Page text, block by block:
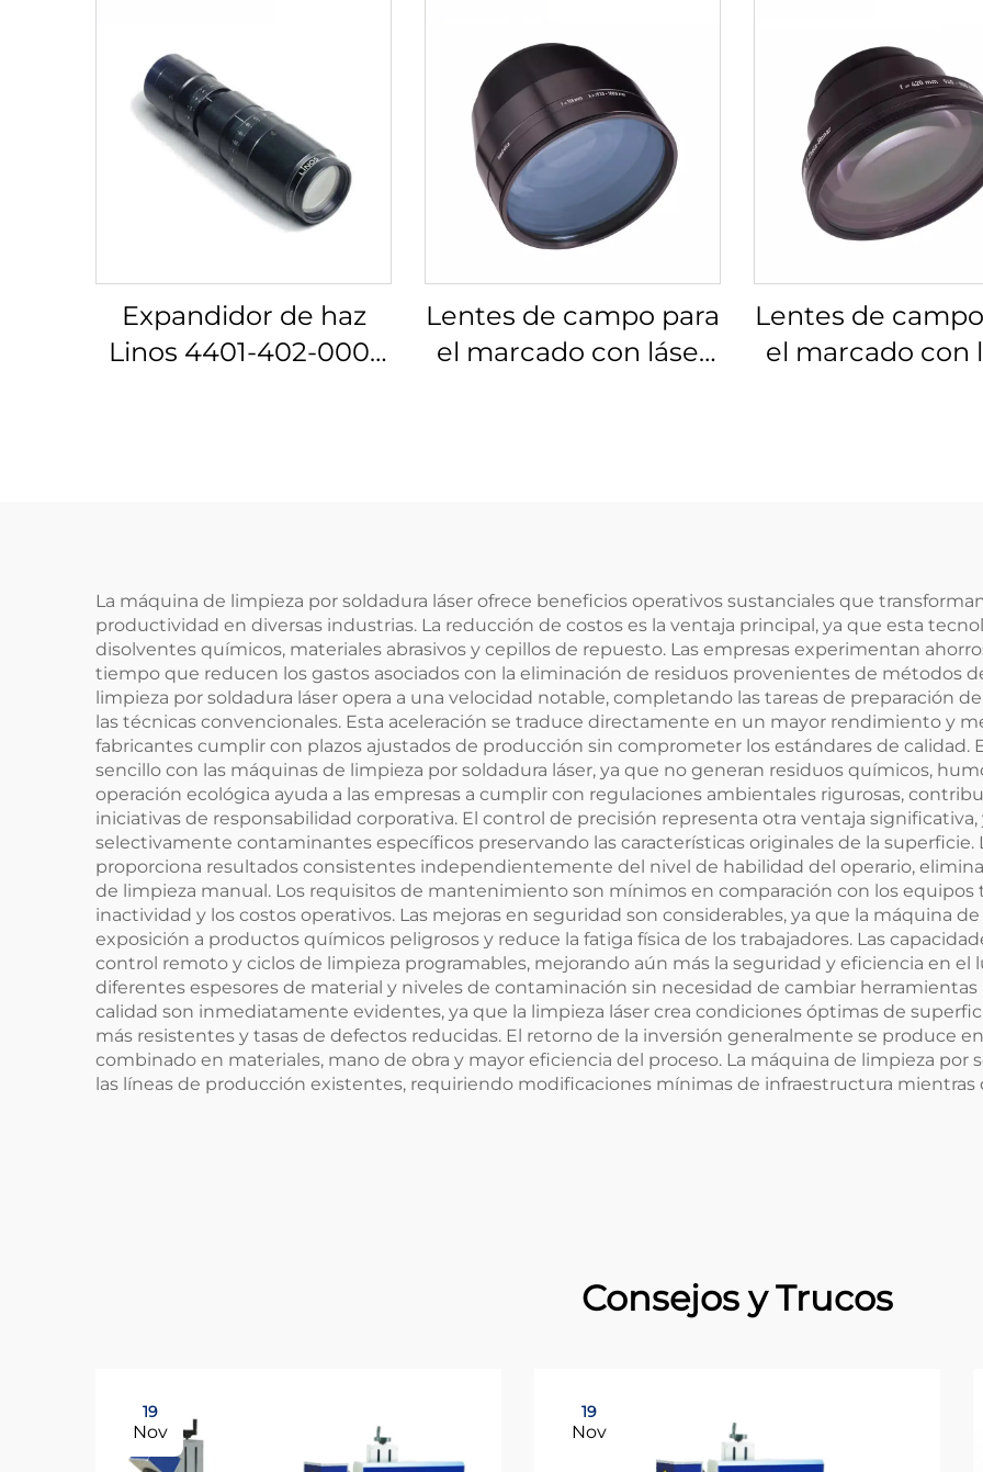
Expandidor de haz
Linos 4401-402-000-
Lentes de campo para
el marcado con láser
Lentes de
el marcado con
La máquina de limpieza por soldadura láser ofrece beneficios operativos sustanciales que
productividad en diversas industrias. La reducción de costos es la ventaja principal, ya que esta
disolventes químicos, materiales abrasivos y cepillos de repuesto. Las empresas experimentan
tiempo que reducen los gastos asociados con la eliminación de residuos provenientes de métodos
limpieza por soldadura láser opera a una velocidad notable, completando las tareas de preparación
las técnicas convencionales. Esta aceleración se traduce directamente en un mayor rendimiento y
fabricantes cumplir con plazos ajustados de producción sin comprometer los estándares de
sencillo con las máquinas de limpieza por soldadura láser, ya que no generan residuos químicos,
operación ecológica ayuda a las empresas a cumplir con regulaciones ambientales rigurosas,
iniciativas de responsabilidad corporativa. El control de precisión representa otra ventaja
selectivamente contaminantes específicos preservando las características originales de la superficie.
proporciona resultados consistentes independientemente del nivel de habilidad del operario,
de limpieza manual. Los requisitos de mantenimiento son mínimos en comparación con los
inactividad y los costos operativos. Las mejoras en seguridad son considerables, ya que la máquina
exposición a productos químicos peligrosos y reduce la fatiga física de los trabajadores. Las
control remoto y ciclos de limpieza programables, mejorando aún más la seguridad y eficiencia en el
diferentes espesores de material y niveles de contaminación sin necesidad de cambiar
calidad son inmediatamente evidentes, ya que la limpieza láser crea condiciones óptimas de
más resistentes y tasas de defectos reducidas. El retorno de la inversión generalmente se produce
combinado en materiales, mano de obra y mayor eficiencia del proceso. La máquina de limpieza por
las líneas de producción existentes, requiriendo modificaciones mínimas de infraestructura
Consejos y Trucos
19
Nov
19
Nov